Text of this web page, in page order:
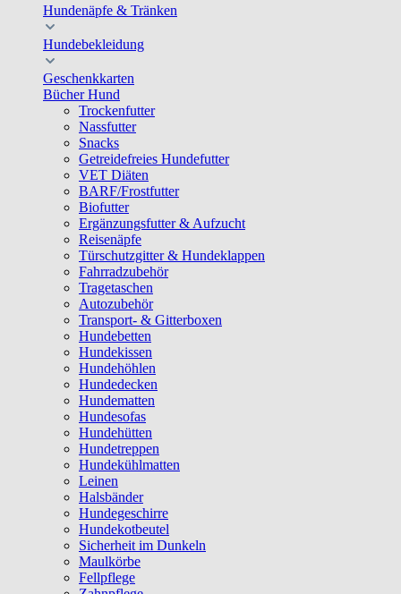
Hundenäpfe & Tränken
Hundebekleidung
Geschenkkarten
Bücher Hund
Trockenfutter
Nassfutter
Snacks
Getreidefreies Hundefutter
VET Diäten
BARF/Frostfutter
Biofutter
Ergänzungsfutter & Aufzucht
Reisenäpfe
Türschutzgitter & Hundeklappen
Fahrradzubehör
Tragetaschen
Autozubehör
Transport- & Gitterboxen
Hundebetten
Hundekissen
Hundehöhlen
Hundedecken
Hundematten
Hundesofas
Hundehütten
Hundetreppen
Hundekühlmatten
Leinen
Halsbänder
Hundegeschirre
Hundekotbeutel
Sicherheit im Dunkeln
Maulkörbe
Fellpflege